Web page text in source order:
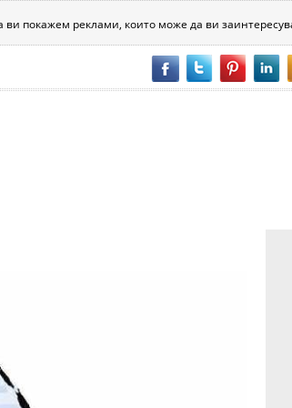
покажем реклами, които може да ви